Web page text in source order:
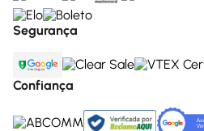
Segurança
Confiança